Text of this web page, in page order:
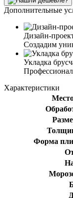
Дополнительные
Дизайн-
Создадим
Укладка
Характеристики
Форма